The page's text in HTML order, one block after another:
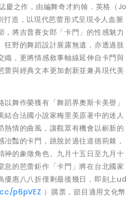
慶之作，由編舞奇才約翰．英格（Jo
造，以現代芭蕾形式呈現令人血脈
，將吉普賽女郎「卡門」的性感魅力
狂野的舞蹈設計展露無遺，亦透過肢
織，更將情感敘事軸線延伸自卡門與
蕾與經典文本更加創新並兼具現代美
以舞作榮獲有「舞蹈界奧斯卡美譽」
結合法國小說家梅里美原著中的迷人
熱情的曲風，讓觀眾有機會以嶄新的
豔的卡門，跳脫於過往道德荊棘，
神的象徵角色。九月十五日至九月十
息的芭蕾鉅作「卡門」將在台北國家
優惠八八折僅剩最後幾日，即刻上ud
p6pVEZ ）購票，節目適用文化幣